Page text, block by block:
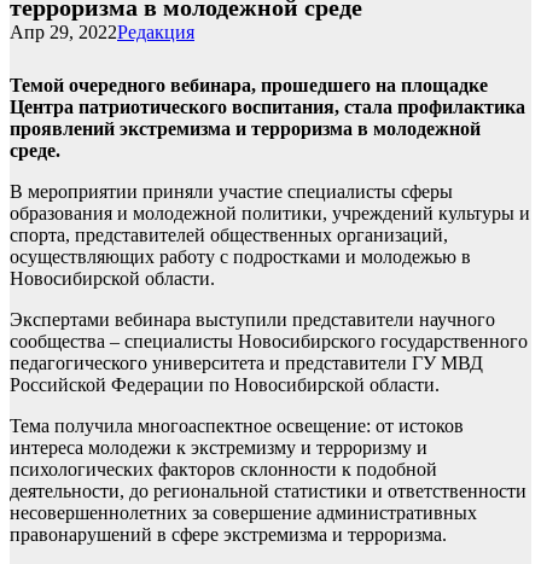
терроризма в молодежной среде
Редакция
Апр 29, 2022
Темой очередного вебинара, прошедшего на площадке
Центра патриотического воспитания, стала профилактика
проявлений экстремизма и терроризма в молодежной
среде.
В мероприятии приняли участие специалисты сферы
образования и молодежной политики, учреждений культуры и
спорта, представителей общественных организаций,
осуществляющих работу с подростками и молодежью в
Новосибирской области.
Экспертами вебинара выступили представители научного
сообщества – специалисты Новосибирского государственного
педагогического университета и представители ГУ МВД
Российской Федерации по Новосибирской области.
Тема получила многоаспектное освещение: от истоков
интереса молодежи к экстремизму и терроризму и
психологических факторов склонности к подобной
деятельности, до региональной статистики и ответственности
несовершеннолетних за совершение административных
правонарушений в сфере экстремизма и терроризма.